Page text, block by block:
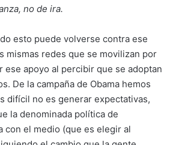
no de ira.
esto puede volverse contra ese
mismas redes que se movilizan por
ese apoyo al percibir que se adoptan
De la campaña de Obama hemos
difícil no es generar expectativas,
la denominada política de
con el medio (que es elegir al